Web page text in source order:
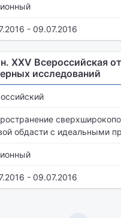
- 09.07.2016
XXV Всероссийская
исследований
обдасти с идеальными
- 09.07.2016